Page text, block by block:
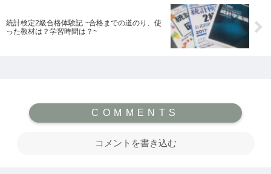
統計検定2級合格体験記 ~合格までの道のり、使
った教材は？学習時間は？~
コメントを書き込む